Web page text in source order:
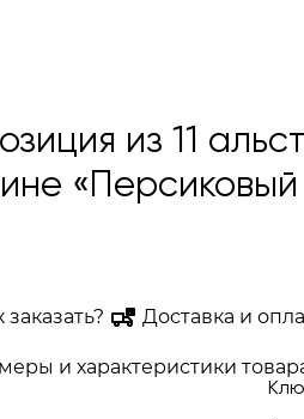
из 11
заказать? Доставка и
и характеристики